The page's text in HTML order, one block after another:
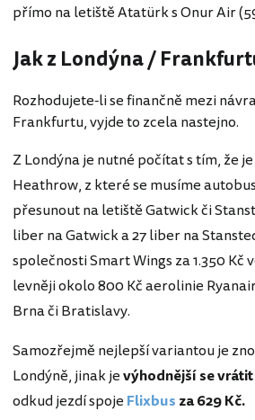
přímo na letiště Atatürk s Onur Air
Jak z Londýna /
Rozhodujete-li se finančně mezi
Frankfurtu, vyjde to zcela nastejno.
Z Londýna je nutné počítat s tím, že
Heathrow, z které se musíme
přesunout na letiště Gatwick či
liber na Gatwick a 27 liber na
společnosti Smart Wings za 1.350 Kč
levněji okolo 800 Kč aerolinie
Brna či Bratislavy.
Samozřejmě nejlepší variantou je
Londýně, jinak jevýhodnější se
odkud jezdí spoje Flixbus za 629 Kč.